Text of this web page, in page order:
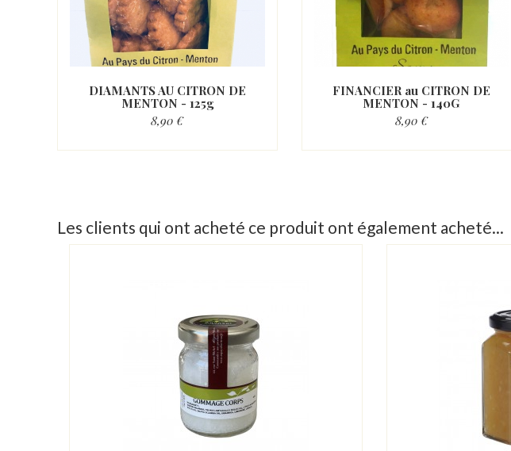
DIAMANTS AU CITRON DE
MENTON - 125g
8,90 €
FINANCIER au CITRON DE
MENTON - 140G
8,90 €
Les clients qui ont acheté ce produit ont également acheté...